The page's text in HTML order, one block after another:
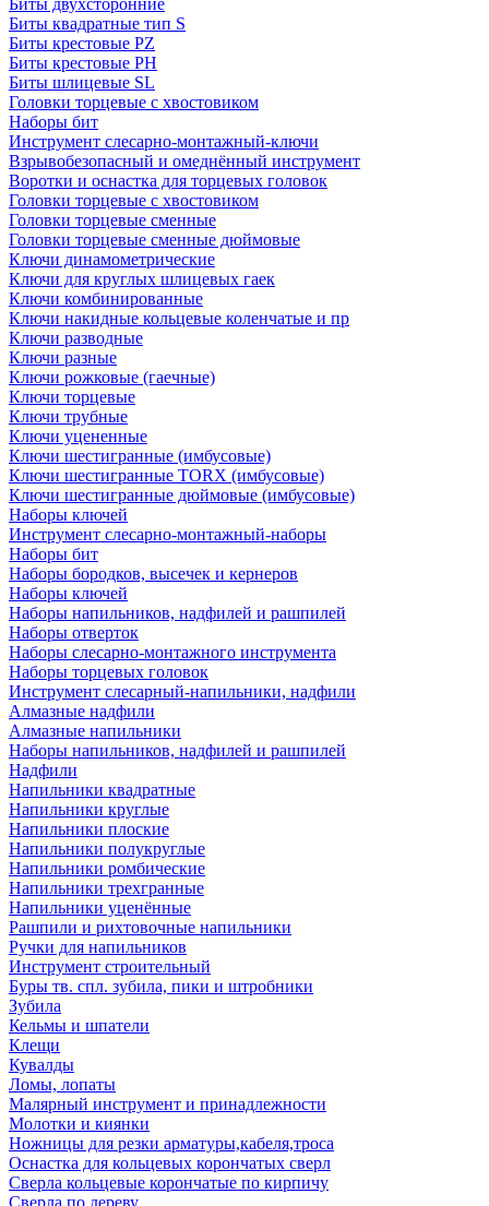
Биты двухсторонние
Биты квадратные тип S
Биты крестовые РZ
Биты крестовые РН
Биты шлицевые SL
Головки торцевые с хвостовиком
Наборы бит
Инструмент слесарно-монтажный-ключи
Взрывобезопасный и омеднённый инструмент
Воротки и оснаcтка для торцевых головок
Головки торцевые с хвостовиком
Головки торцевые сменные
Головки торцевые сменные дюймовые
Ключи динамометрические
Ключи для круглых шлицевых гаек
Ключи комбинированные
Ключи накидные кольцевые коленчатые и пр
Ключи разводные
Ключи разные
Ключи рожковые (гаечные)
Ключи торцевые
Ключи трубные
Ключи уцененные
Ключи шестигранные (имбусовые)
Ключи шестигранные TORX (имбусовые)
Ключи шестигранные дюймовые (имбусовые)
Наборы ключей
Инструмент слесарно-монтажный-наборы
Наборы бит
Наборы бородков, высечек и кернеров
Наборы ключей
Наборы напильников, надфилей и рашпилей
Наборы отверток
Наборы слесарно-монтажного инструмента
Наборы торцевых головок
Инструмент слесарный-напильники, надфили
Алмазные надфили
Алмазные напильники
Наборы напильников, надфилей и рашпилей
Надфили
Напильники квадратные
Напильники круглые
Напильники плоские
Напильники полукруглые
Напильники ромбические
Напильники трехгранные
Напильники уценённые
Рашпили и рихтовочные напильники
Ручки для напильников
Инструмент строительный
Буры тв. спл. зубила, пики и штробники
Зубила
Кельмы и шпатели
Клещи
Кувалды
Ломы, лопаты
Малярный инструмент и принадлежности
Молотки и киянки
Ножницы для резки арматуры,кабеля,троса
Оснастка для кольцевых корончатых сверл
Сверла кольцевые корончатые по кирпичу
Сверла по дереву